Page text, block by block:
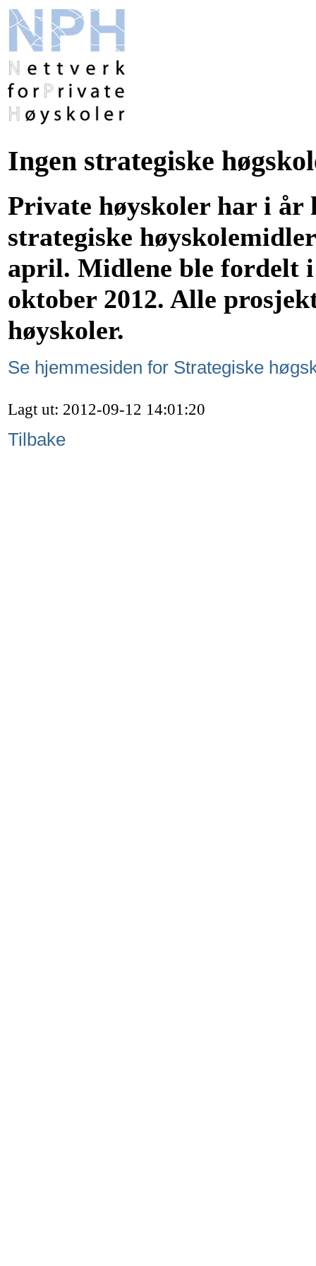
Ingen strategiske
Private høyskoler har i år
strategiske
april. Midlene ble fordelt
oktober 2012. Alle
høyskoler.
Se hjemmesiden for Strategiske
Lagt ut: 2012-09-12 14:01:20
Tilbake